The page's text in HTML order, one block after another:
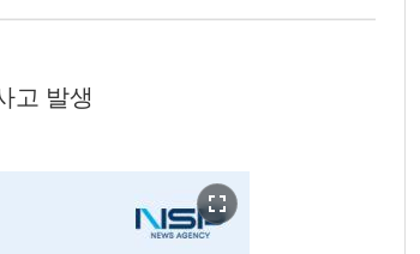
고 발생
fullscreen